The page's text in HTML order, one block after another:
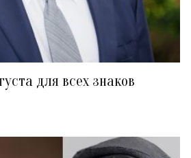
для всех знаков